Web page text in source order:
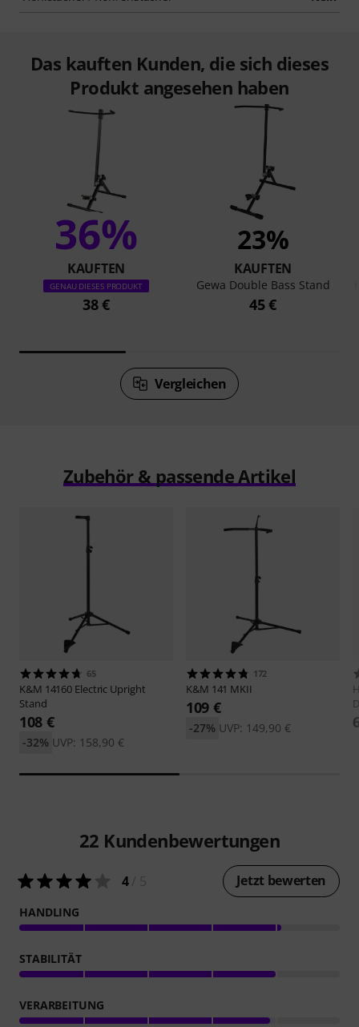
Das kauften Kunden, die sich dieses
Produkt angesehen haben
36%
KAUFTEN
GENAU DIESES PRODUKT
38 €
23%
KAUFTEN
Gewa Double Bass Stand
45 €
Vergleichen
Zubehör & passende Artikel
65
K&M 14160 Electric Upright
Stand
108 €
UVP: 158,90 €
-32%
172
K&M 141 MKII
109 €
UVP: 149,90 €
-27%
22 Kundenbewertungen
4/ 5 Jetzt bewerten
HANDLING
STABILITÄT
VERARBEITUNG